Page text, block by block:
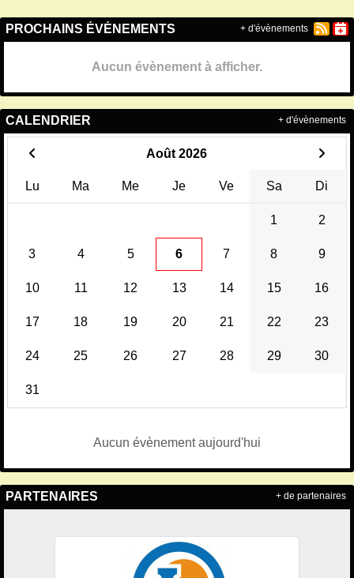
PROCHAINS ÉVÉNEMENTS
Aucun évènement à afficher.
+ d'évènements
CALENDRIER
Août 2026
Lu Ma Me Je Ve Sa Di
1 2
3 4 5 6 7 8 9
10 11 12 13 14 15 16
17 18 19 20 21 22 23
24 25 26 27 28 29 30
31
Aucun évènement aujourd'hui
+ d'évènements
PARTENAIRES + de partenaires